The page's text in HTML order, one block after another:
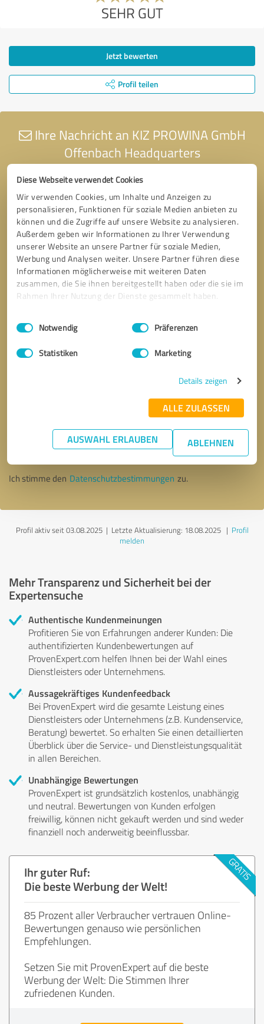
Diese Webseite verwendet Cookies
Wir verwenden Cookies, um Inhalte und Anzeigen zu
personalisieren, Funktionen für soziale Medien anbieten zu
können und die Zugriffe auf unsere Website zu analysieren.
Außerdem geben wir Informationen zu Ihrer Verwendung
unserer Website an unsere Partner für soziale Medien,
Werbung und Analysen weiter. Unsere Partner führen diese
Informationen möglicherweise mit weiteren Daten
zusammen, die Sie ihnen bereitgestellt haben oder die sie im
Rahmen Ihrer Nutzung der Dienste gesammelt haben.
Impressum Datenschutzbestimmungen
Einwilligungsauswahl
Notwendig Präferenzen
Statistiken Marketing
Details zeigen
ALLE ZULASSEN
AUSWAHL ERLAUBEN ABLEHNEN
SEHR GUT
Jetzt bewerten
Profil teilen
Ihre Nachricht an KIZ PROWINA GmbH
Offenbach Headquarters
* Erforderliche Angaben
Nachricht senden
Ich stimme den Datenschutzbestimmungen zu.
Profil aktiv seit 03.08.2025 | Letzte Aktualisierung: 18.08.2025| Profil
melden
Mehr Transparenz und Sicherheit bei der
Expertensuche
Authentische Kundenmeinungen
Profitieren Sie von Erfahrungen anderer Kunden: Die
authentifizierten Kundenbewertungen auf
ProvenExpert.com helfen Ihnen bei der Wahl eines
Dienstleisters oder Unternehmens.
Aussagekräftiges Kundenfeedback
Bei ProvenExpert wird die gesamte Leistung eines
Dienstleisters oder Unternehmens (z.B. Kundenservice,
Beratung) bewertet. So erhalten Sie einen detaillierten
Überblick über die Service- und Dienstleistungsqualität
in allen Bereichen.
Unabhängige Bewertungen
ProvenExpert ist grundsätzlich kostenlos, unabhängig
und neutral. Bewertungen von Kunden erfolgen
freiwillig, können nicht gekauft werden und sind weder
finanziell noch anderweitig beeinflussbar.
Ihr guter Ruf:
Die beste Werbung der Welt!
85 Prozent aller Verbraucher vertrauen Online-
Bewertungen genauso wie persönlichen
Empfehlungen.
Setzen Sie mit ProvenExpert auf die beste
Werbung der Welt: Die Stimmen Ihrer
zufriedenen Kunden.